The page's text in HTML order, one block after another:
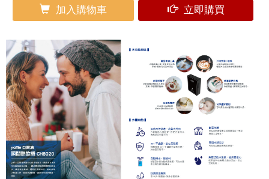
加入購物車 立即購買